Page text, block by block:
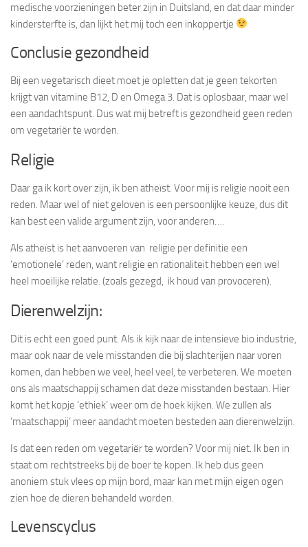
medische voorzieningen beter zijn in Duitsland, en dat daar minder
kindersterfte is, dan lijkt het mij toch een inkoppertje
Conclusie gezondheid
Bij een vegetarisch dieet moet je opletten dat je geen tekorten
krijgt van vitamine B12, D en Omega 3. Dat is oplosbaar, maar wel
een aandachtspunt. Dus wat mij betreft is gezondheid geen reden
om vegetariër te worden.
Religie
Daar ga ik kort over zijn, ik ben atheïst. Voor mij is religie nooit een
reden. Maar wel of niet geloven is een persoonlijke keuze, dus dit
kan best een valide argument zijn, voor anderen….
Als atheïst is het aanvoeren van religie per definitie een
‘emotionele’ reden, want religie en rationaliteit hebben een wel
heel moeilijke relatie. (zoals gezegd, ik houd van provoceren).
Dierenwelzijn:
Dit is echt een goed punt. Als ik kijk naar de intensieve bio industrie,
maar ook naar de vele misstanden die bij slachterijen naar voren
komen, dan hebben we veel, heel veel, te verbeteren. We moeten
ons als maatschappij schamen dat deze misstanden bestaan. Hier
komt het kopje ‘ethiek’ weer om de hoek kijken. We zullen als
‘maatschappij’ meer aandacht moeten besteden aan dierenwelzijn.
Is dat een reden om vegetariër te worden? Voor mij niet. Ik ben in
staat om rechtstreeks bij de boer te kopen. Ik heb dus geen
anoniem stuk vlees op mijn bord, maar kan met mijn eigen ogen
zien hoe de dieren behandeld worden.
Levenscyclus